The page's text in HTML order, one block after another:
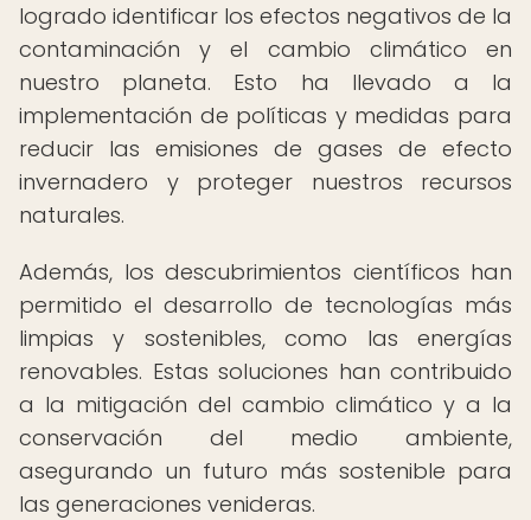
logrado identificar los efectos negativos de la
contaminación y el cambio climático en
nuestro planeta. Esto ha llevado a la
implementación de políticas y medidas para
reducir las emisiones de gases de efecto
invernadero y proteger nuestros recursos
naturales.
Además, los descubrimientos científicos han
permitido el desarrollo de tecnologías más
limpias y sostenibles, como las energías
renovables. Estas soluciones han contribuido
a la mitigación del cambio climático y a la
conservación del medio ambiente,
asegurando un futuro más sostenible para
las generaciones venideras.